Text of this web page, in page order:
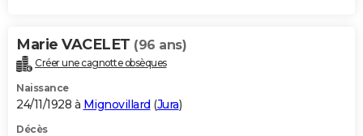
Marie VACELET (96 ans)
Créer une cagnotte obsèques
Naissance
24/11/1928 à Mignovillard (Jura)
Décès